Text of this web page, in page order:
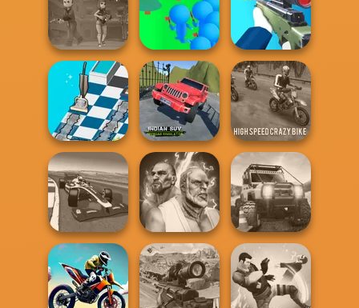
Ultimate Flying
Car 2
Power
Badminton
Noob vs Pro
Challenge
Vortex 9
Crowd
Lumberjack
Sniper Shooter 2
Dusty Maze
Hunter
Indian SUV
Offroad
Simulator
High Speed Crazy
Bike
Grand Extreme
Racing
Fighter Legends
Duo
Offroad Life 3D